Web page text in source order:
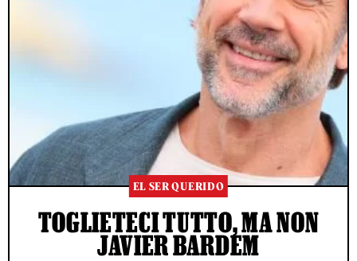
EL SER QUERIDO
TOGLIETECI TUTTO, MA NON
JAVIER BARDEM